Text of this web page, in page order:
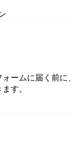
ームに届く前に、
す。